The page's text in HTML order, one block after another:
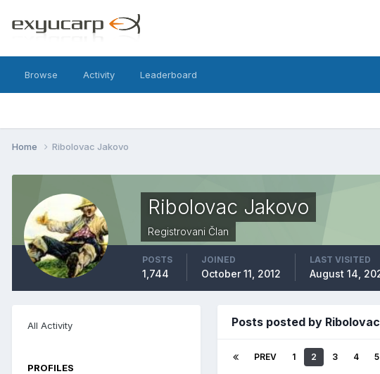
Browse Activity Leaderboard
Home Ribolovac Jakovo
Ribolovac Jakovo
Registrovani Član
POSTS
1,744
JOINED
October 11, 2012
LAST VISITED
August 14,
All Activity
PROFILES
Posts posted by
PREV 1 2 3 4 5